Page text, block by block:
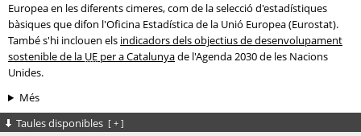
Europea en les diferents cimeres, com de la selecció d'estadístiques
bàsiques que difon l'Oficina Estadística de la Unió Europea (Eurostat).
També s'hi inclouen els indicadors dels objectius de desenvolupament
sostenible de la UE per a Catalunyade l'Agenda 2030 de les Nacions
Unides.
Més
Taules disponibles [ + ]